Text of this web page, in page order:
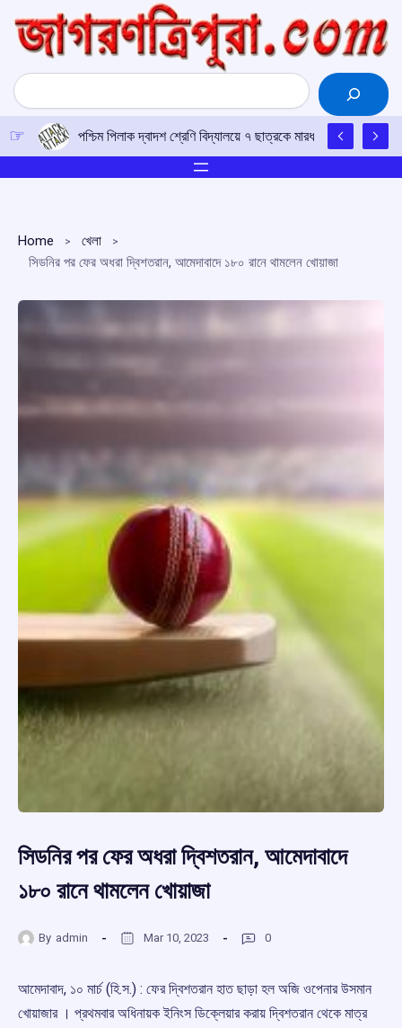
content
Search
বিরোধীদের ওয়াকআউটের মধ্যেই রাজ্যসভায় পাশ ‘ব্যাঙ্কার্স’ বুকস
Home
খেলা
সিডনির পর ফের অধরা দ্বিশতরান, আমেদাবাদে ১৮০ রানে থামলেন খোয়াজা
সিডনির পর ফের অধরা দ্বিশতরান, আমেদাবাদে
১৮০ রানে থামলেন খোয়াজা
By admin Mar 10, 2023 0
আমেদাবাদ, ১০ মার্চ (হি.স.) : ফের দ্বিশতরান হাত ছাড়া হল অজি ওপেনার উসমান
খোয়াজার । প্রথমবার অধিনায়ক ইনিংস ডিক্লেয়ার করায় দ্বিশতরান থেকে মাত্র